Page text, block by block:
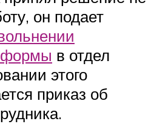
он подает
формы в отдел
этого
приказ об